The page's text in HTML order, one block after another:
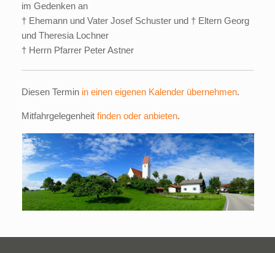
im Gedenken an
† Ehemann und Vater Josef Schuster und † Eltern Georg
und Theresia Lochner
† Herrn Pfarrer Peter Astner
Diesen Termin in einen eigenen Kalender übernehmen.
Mitfahrgelegenheit finden oder anbieten.